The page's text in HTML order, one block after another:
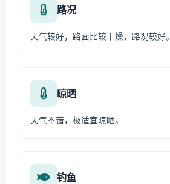
路况
天气较好，路面比较干燥，路况较好。
晾晒
天气不错，极适宜晾晒。
钓鱼